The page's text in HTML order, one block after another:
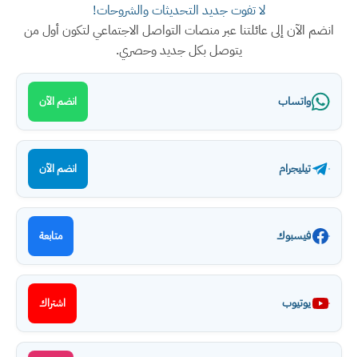
لا تفوت جديد التحديثات والشروحات!
انضم الآن إلى عائلتنا عبر منصات التواصل الاجتماعي لتكون أول من
يتوصل بكل جديد وحصري.
واتساب انضم الآن
تيليجرام انضم الآن
فيسبوك متابعة
يوتيوب اشتراك